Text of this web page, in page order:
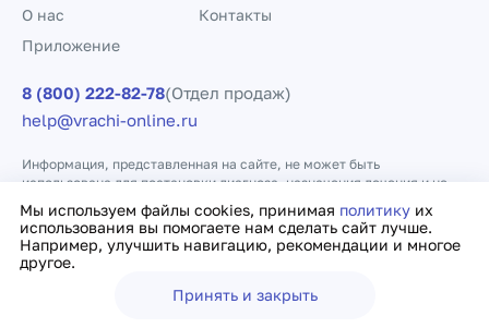
Мы используем файлы cookies, принимая политику их
использования вы помогаете нам сделать сайт лучше.
Например, улучшить навигацию, рекомендации и многое
другое.
Принять и закрыть
О нас
Контакты
Приложение
8 (800) 222-82-78(Отдел продаж)
help@vrachi-online.ru
Информация, представленная на сайте, не может быть
использована для постановки диагноза, назначения лечения и не
заменяет прием врача.
Политика конфиденциальности Договор оферты